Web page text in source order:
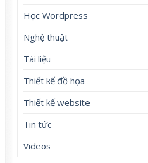
Học Wordpress
Nghệ thuật
Tài liệu
Thiết kế đồ họa
Thiết kế website
Tin tức
Videos